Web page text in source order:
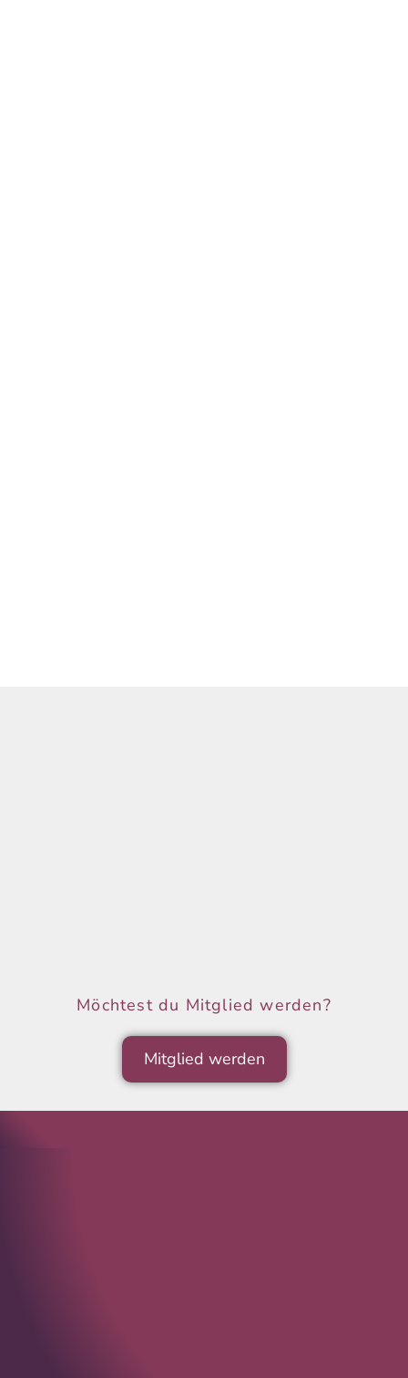
Möchtest du Mitglied werden?
Mitglied werden